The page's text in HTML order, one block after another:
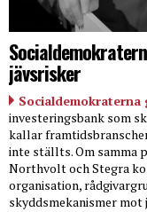
jävsrisker
Socialdemokraterna
investeringsbank som
kallar
inte ställts. Om samma
Northvolt och Stegra
organisation,
skyddsmekanismer mot